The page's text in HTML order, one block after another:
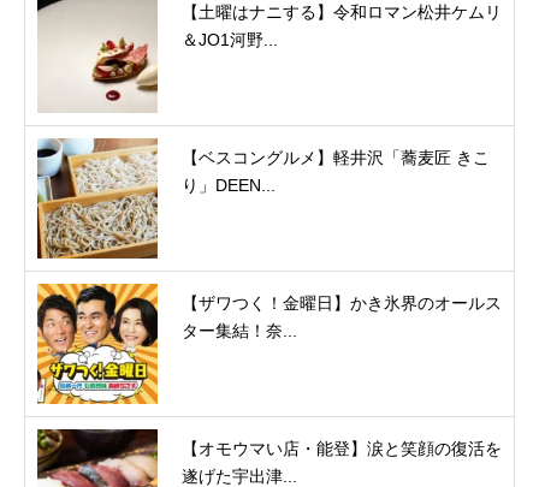
【土曜はナニする】令和ロマン松井ケムリ
＆JO1河野...
【ベスコングルメ】軽井沢「蕎麦匠 きこ
り」DEEN...
【ザワつく！金曜日】かき氷界のオールス
ター集結！奈...
【オモウマい店・能登】涙と笑顔の復活を
遂げた宇出津...